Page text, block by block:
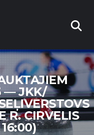
— JKK/
R. CIRVELIS